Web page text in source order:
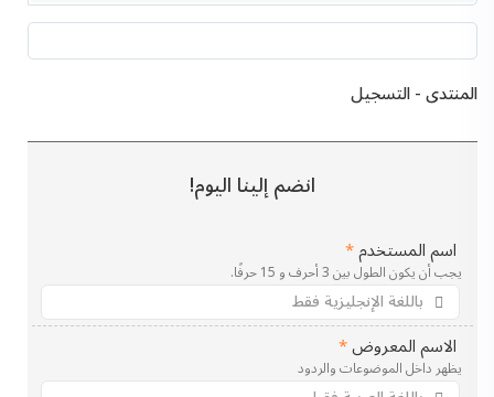
المنتدى - التسجيل
انضم إلينا اليوم!
اسم المستخدم*
يجب أن يكون الطول بين 3 أحرف و 15 حرفًا.
الاسم المعروض*
يظهر داخل الموضوعات والردود